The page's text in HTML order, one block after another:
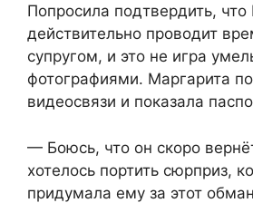
Попросила подтвердить, что
действительно проводит
супругом, и это не игра
фотографиями. Маргарита
видеосвязи и показала
— Боюсь, что он скоро
хотелось портить сюрприз,
придумала ему за этот